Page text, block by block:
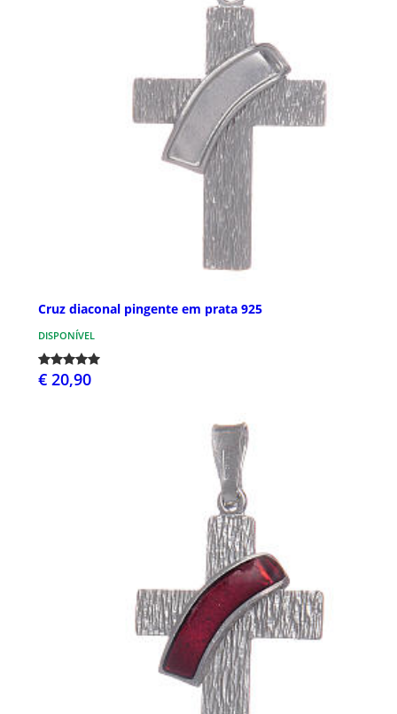
Cruz diaconal pingente em prata 925
DISPONÍVEL
€ 20,90